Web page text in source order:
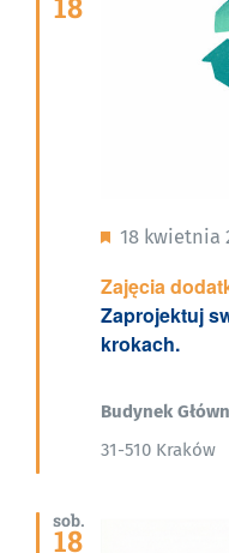
Zajęcia
Zaprojektuj
krokach.
Wyróżnione
18 kwietnia
Budynek
31-510 Kraków
sob.
18